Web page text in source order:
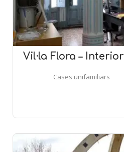
Vil·la Flora – Interior
Cases unifamiliars